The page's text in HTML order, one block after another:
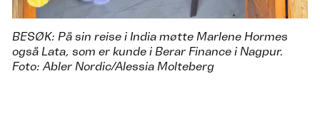
BESØK: På sin reise i India møtte Marlene Hormes
også Lata, som er kunde i Berar Finance i Nagpur.
Foto: Abler Nordic/Alessia Molteberg